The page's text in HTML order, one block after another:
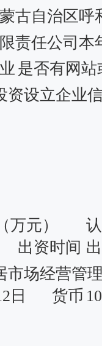
古自治区呼
责任公司本
是否有网站
资设立企业
万元）
出资时间
市场经营管
日
货币